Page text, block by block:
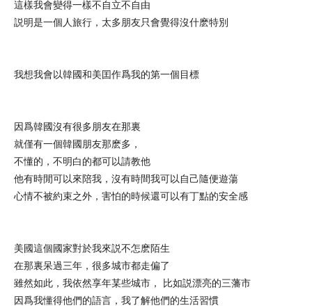
這樣我會變得一樣不自立不自由
説明是一個人旅行，太多朋友只會覺得沒什麽特別
我想我會以韓國和美囯作爲我的第一個目標
因爲韓國沒有很多朋友在那裏
就僅有一個韓國朋友那麽多，
不懂的，不明白的都可以請教他
他有時閒可以來陪我，沒有時間我可以自己隨便遊蕩
心情不被約束之外，害怕的時候還可以有丁點的安全感
美國這個國家對於我來説不怎麽陌生
在那裏呆過三年，很多城市都走偏了
雖然如此，我依然享年某些城市， 比如説漂亮的三藩市
因爲我懂得他們的語言，我了解他們的生活習慣